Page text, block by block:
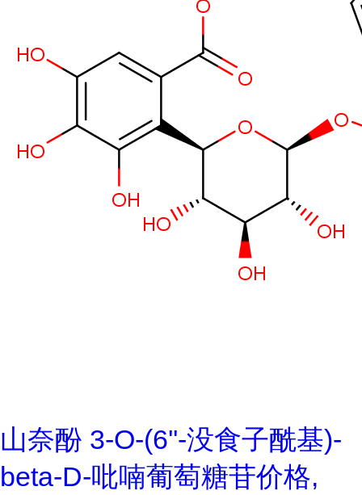
山奈酚 3-O-(6''-没食子酰基)-
beta-D-吡喃葡萄糖苷价格,